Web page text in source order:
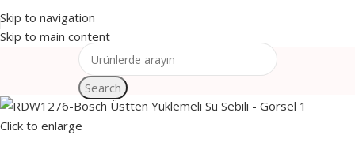
Skip to navigation
Skip to main content
Search
Click to enlarge